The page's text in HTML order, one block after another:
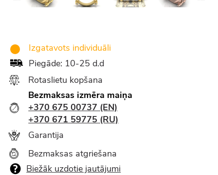
Izgatavots individuāli
Piegāde: 10-25 d.d
Rotaslietu kopšana
Bezmaksas izmēra maiņa
+370 675 00737 (EN)
+370 671 59775 (RU)
Garantija
Bezmaksas atgriešana
Biežāk uzdotie jautājumi